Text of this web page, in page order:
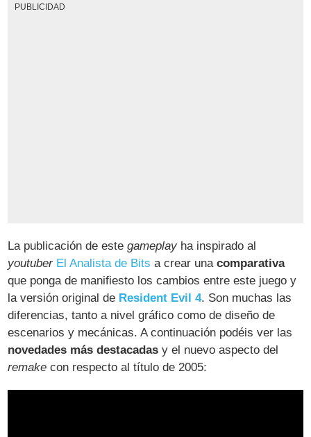
PUBLICIDAD
La publicación de estegameplay ha inspirado al
youtuber El Analista de Bits a crear unacomparativa
que ponga de manifiesto los cambios entre este juego y
la versión original de Resident Evil 4. Son muchas las
diferencias, tanto a nivel gráfico como de diseño de
escenarios y mecánicas. A continuación podéis ver las
novedades más destacadas y el nuevo aspecto del
remake con respecto al título de 2005: